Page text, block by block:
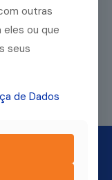
novas
Mas
vender para
outras
ou que
seus
de Dados